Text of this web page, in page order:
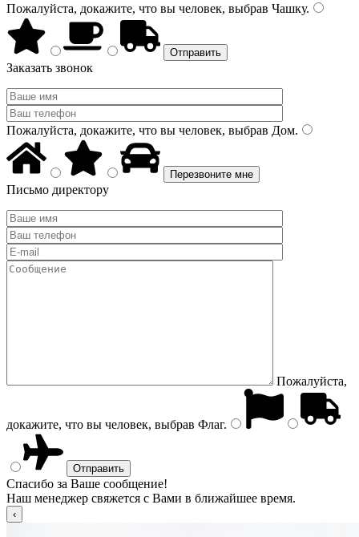
Пожалуйста, докажите, что вы человек, выбрав Чашку.
Заказать звонок
Пожалуйста, докажите, что вы человек, выбрав Дом.
Письмо директору
Пожалуйста,
докажите, что вы человек, выбрав Флаг.
Спасибо за Ваше сообщение!
Наш менеджер свяжется с Вами в ближайшее время.